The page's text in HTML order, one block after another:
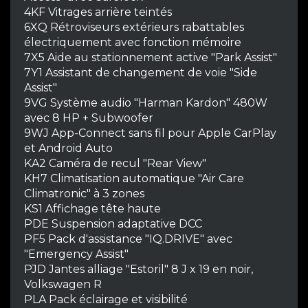
4KF Vitrages arrière teintés
6XQ Rétroviseurs extérieurs rabattables
électriquement avec fonction mémoire
7X5 Aide au stationnement active "Park Assist"
7Y1 Assistant de changement de voie "Side
Assist"
9VG Système audio "Harman Kardon" 480W
avec 8 HP + Subwoofer
9WJ App-Connect sans fil pour Apple CarPlay
et Android Auto
KA2 Caméra de recul "Rear View"
KH7 Climatisation automatique "Air Care
Climatronic" à 3 zones
KS1 Affichage tête haute
PDE Suspension adaptative DCC
PF5 Pack d'assistance "IQ.DRIVE" avec
"Emergency Assist"
PJD Jantes alliage "Estoril" 8 J x 19 en noir,
Volkswagen R
PLA Pack éclairage et visibilité